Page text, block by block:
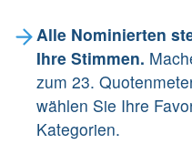
Alle Nominierten
Ihre Stimmen.
zum 23.
wählen Sie Ihre
Kategorien.